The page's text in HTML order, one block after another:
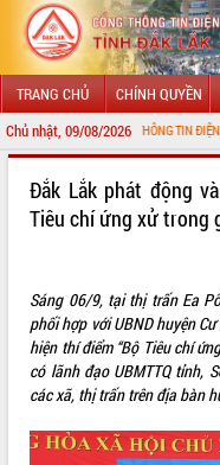
TRANG CHỦ CHÍNH QUYỀN
Chủ nhật, 09/08/2026
VỚI CỔNG THÔNG TIN ĐIỆN TỬ TỈNH ĐẮK
GIỚI THIỆU
LÃNH ĐẠO UBND TỈNH
SỞ, BAN, NGÀNH
UBND CÁC XÃ, PHƯỜNG
Đắk Lắk phát động
Tiêu chí ứng xử trong
Sáng 06/9, tại thị trấn Ea
phối hợp với UBND huyện
hiện thí điểm “Bộ Tiêu chí
có lãnh đạo UBMTTQ tỉnh,
các xã, thị trấn trên địa bàn